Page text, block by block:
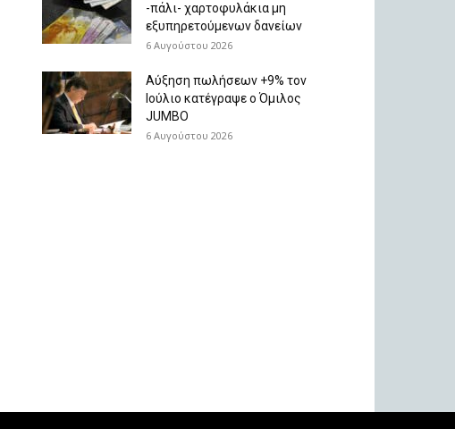
-πάλι- χαρτοφυλάκια μη
εξυπηρετούμενων δανείων
6 Αυγούστου 2026
Aύξηση πωλήσεων +9% τον
Ιούλιο κατέγραψε ο Όμιλος
JUMBO
6 Αυγούστου 2026